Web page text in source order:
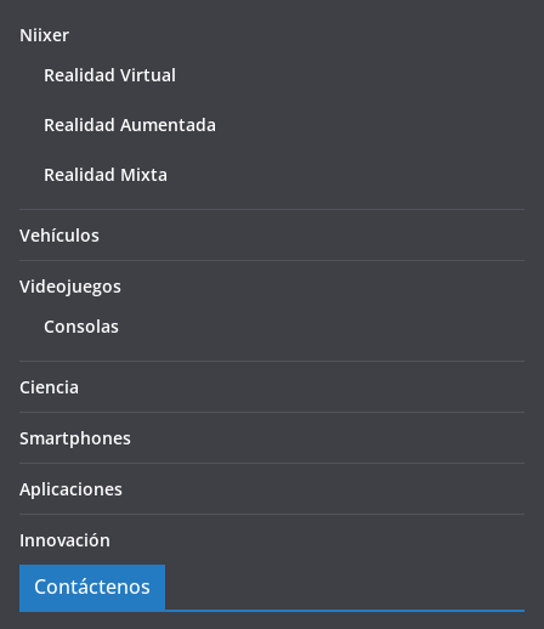
Niixer
Realidad Virtual
Realidad Aumentada
Realidad Mixta
Vehículos
Videojuegos
Consolas
Ciencia
Smartphones
Aplicaciones
Innovación
Contáctenos